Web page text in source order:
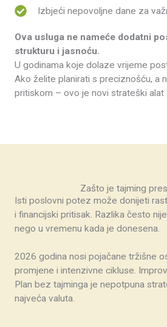
Izbjeći nepovoljne dane za
Ova usluga ne nameće dodatni
strukturu i jasnoću.
U godinama koje dolaze vrijeme
Ako želite planirati s preciznošću, a
pritiskom – ovo je novi strateški alat
Zašto je tajming
Isti poslovni potez može donijeti
i financijski pritisak. Razlika često
nego u vremenu kada je donesena.
2026 godina nosi pojačane tržišne
promjene i intenzivne cikluse.
Plan bez tajminga je nepotpuna
najveća valuta.